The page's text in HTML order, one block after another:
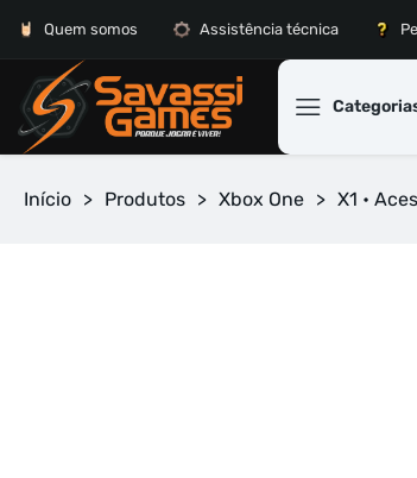
Quem somos Assistência técnica
Início > Produtos > Xbox One > X1 •